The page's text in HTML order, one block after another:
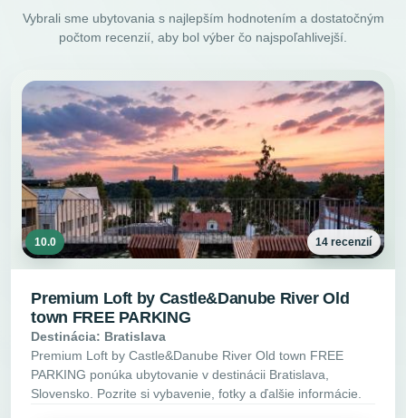
Vybrali sme ubytovania s najlepším hodnotením a dostatočným
počtom recenzií, aby bol výber čo najspoľahlivejší.
10.0 14 recenzií
Premium Loft by Castle&Danube River Old
town FREE PARKING
Destinácia: Bratislava
Premium Loft by Castle&Danube River Old town FREE
PARKING ponúka ubytovanie v destinácii Bratislava,
Slovensko. Pozrite si vybavenie, fotky a ďalšie informácie.